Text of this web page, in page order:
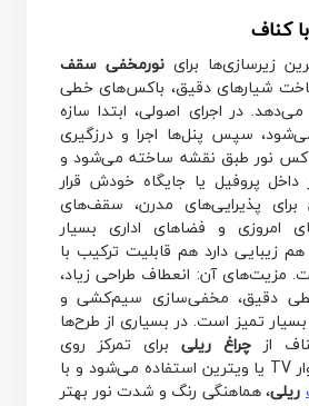
کناف
زیرسازی‌ها براینورمخفی سقف
شیارهای دقیق، باکس‌های خطی
در اجرای اصولی، ابتدا سازه
سپس پنل‌ها اجرا و درزگیری
نور طبق نقشه ساخته می‌شود و
پروفیل یا جایگاه خودش قرار
پذیرایی‌های مدرن، سقف‌های
امروزی و فضاهای اداری بسیار
زیبایی دارد هم قابلیت ترکیب با
مزیت‌های آن: انعطاف طراحی زیاد،
خطی دقیق، مخفی‌سازی سیم‌کشی و
تمیز است. در بسیاری از طرح‌ها
از چراغ ریلی برای تمرکز روی
بخش‌هایی مثل دیوار TV یا ویترین استفاده می‌شود و با
ریلی، هماهنگی رنگ و شدت نور بهتر